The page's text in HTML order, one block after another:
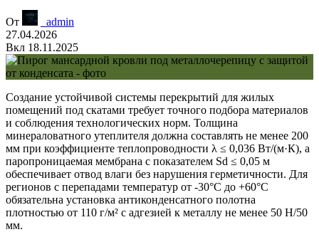
От
_admin
27.04.2026
Вкл 18.11.2025
Создание устойчивой системы перекрытий для жилых
помещений под скатами требует точного подбора материалов
и соблюдения технологических норм. Толщина
минераловатного утеплителя должна составлять не менее 200
мм при коэффициенте теплопроводности λ ≤ 0,036 Вт/(м·К), а
паропроницаемая мембрана с показателем Sd ≤ 0,05 м
обеспечивает отвод влаги без нарушения герметичности. Для
регионов с перепадами температур от -30°C до +60°C
обязательна установка антиконденсатного полотна
плотностью от 110 г/м² с адгезией к металлу не менее 50 Н/50
мм.